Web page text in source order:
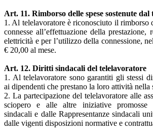
Art. 11. Rimborso delle spese sostenute
1. Al telelavoratore è riconosciuto il rimborso
connesse all’effettuazione della prestazione,
elettricità e per l’utilizzo della connessione,
€ 20,00 al mese.
Art. 12. Diritti sindacali del telelavoratore
1. Al telelavoratore sono garantiti gli stessi
ai dipendenti che prestano la loro attività nella
2. La partecipazione del telelavoratore alle
sciopero e alle altre iniziative promosse
sindacali e dalle Rappresentanze sindacali
dalle vigenti disposizioni normative e